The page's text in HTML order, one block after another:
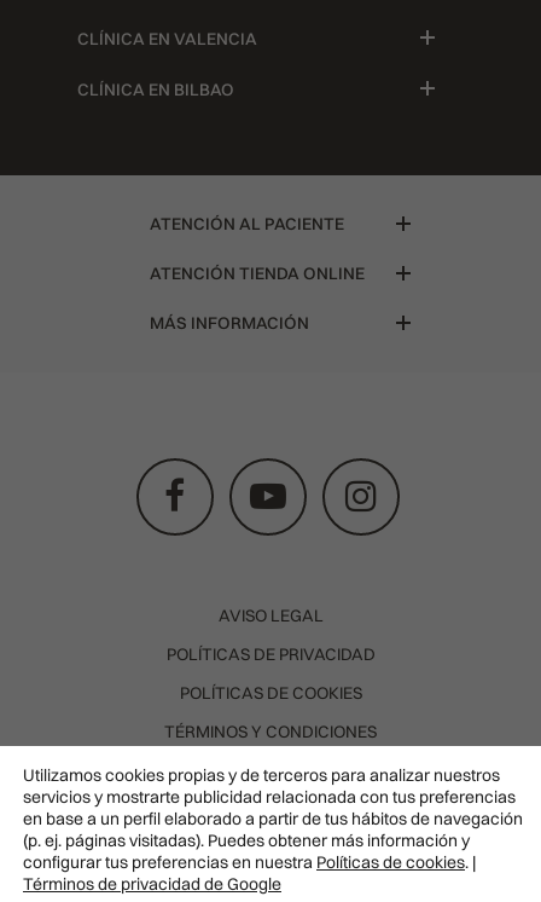
CLÍNICA EN VALENCIA
CLÍNICA EN BILBAO
ATENCIÓN AL PACIENTE
ATENCIÓN TIENDA ONLINE
MÁS INFORMACIÓN
AVISO LEGAL
POLÍTICAS DE PRIVACIDAD
POLÍTICAS DE COOKIES
TÉRMINOS Y CONDICIONES
POLÍTICA DE CANCELACIÓN
SOLICITUD DE DESISTIMIENTO
DR. CARLA BARBER. COL. 283507526 © TODOS LOS
DERECHOS RESERVADOS
Utilizamos cookies propias y de terceros para analizar nuestros
servicios y mostrarte publicidad relacionada con tus preferencias
en base a un perfil elaborado a partir de tus hábitos de navegación
(p. ej. páginas visitadas). Puedes obtener más información y
configurar tus preferencias en nuestra Políticas de cookies. |
Términos de privacidad de Google